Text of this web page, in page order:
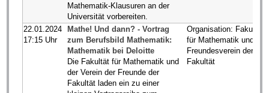
Mathematik-Klausuren an der
Universität vorbereiten.
22.01.2024
17:15 Uhr
Mathe! Und dann? - Vortrag
zum Berufsbild Mathematik:
Mathematik bei Deloitte
Die Fakultät für Mathematik und
der Verein der Freunde der
Fakultät laden ein zu einer
Organisation: Fakultät
für Mathematik und
Freundesverein der
Fakultät